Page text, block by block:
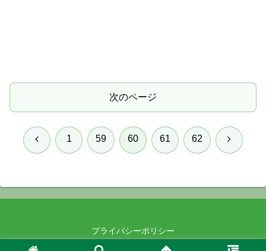
次のページ
前 1 59 60 61 62 次
プライバシーポリシー